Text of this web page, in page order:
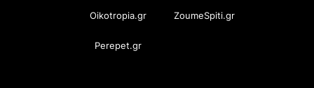
Oikotropia.gr ZoumeSpiti.gr
Perepet.gr